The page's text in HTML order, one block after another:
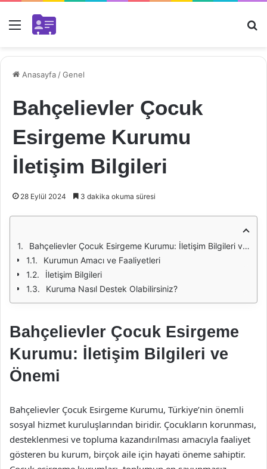
Menü
Anasayfa /Genel
Bahçelievler Çocuk
Esirgeme Kurumu
İletişim Bilgileri
28 Eylül 2024 3 dakika okuma süresi
Bahçelievler Çocuk Esirgeme Kurumu: İletişim Bilgileri ve Önemi
Kurumun Amacı ve Faaliyetleri
İletişim Bilgileri
Kuruma Nasıl Destek Olabilirsiniz?
Bahçelievler Çocuk Esirgeme
Kurumu: İletişim Bilgileri ve
Önemi
Bahçelievler Çocuk Esirgeme Kurumu, Türkiye’nin önemli
sosyal hizmet kuruluşlarından biridir. Çocukların korunması,
desteklenmesi ve topluma kazandırılması amacıyla faaliyet
gösteren bu kurum, birçok aile için hayati öneme sahiptir.